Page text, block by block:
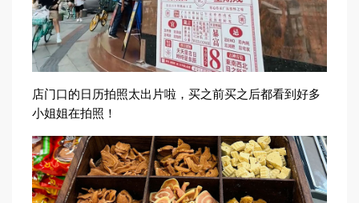
店门口的日历拍照太出片啦，买之前买之后都看到好多
小姐姐在拍照！